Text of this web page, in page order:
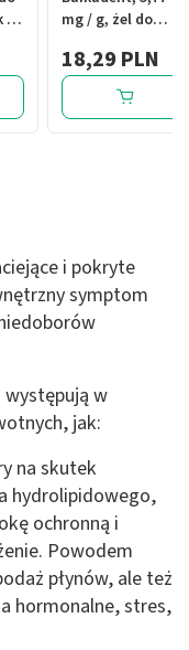
i
mg / g, żel do
jamie ustnej, 15 g
18,29 PLN
i pokryte
symptom
występują w
jak:
na skutek
hydrolipidowego,
ochronną i
Powodem
płynów, ale też
hormonalne, stres,